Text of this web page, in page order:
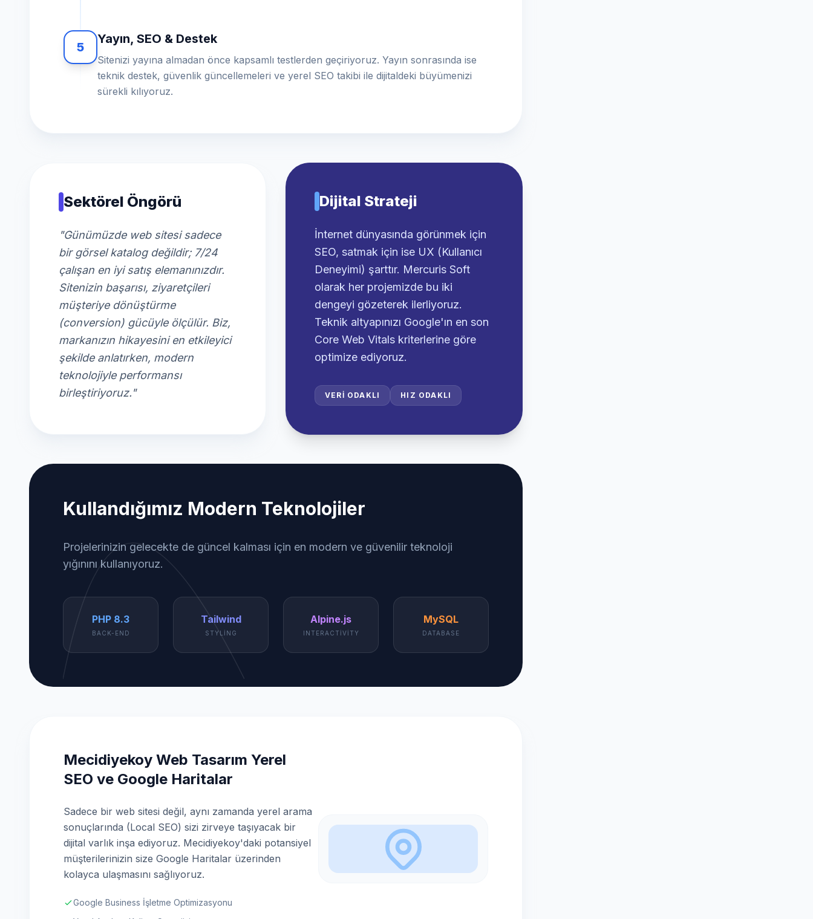
5
Yayın, SEO & Destek
Sitenizi yayına almadan önce kapsamlı testlerden geçiriyoruz. Yayın sonrasında ise
teknik destek, güvenlik güncellemeleri ve yerel SEO takibi ile dijitaldeki büyümenizi
sürekli kılıyoruz.
Sektörel Öngörü
"Günümüzde web sitesi sadece
bir görsel katalog değildir; 7/24
çalışan en iyi satış elemanınızdır.
Sitenizin başarısı, ziyaretçileri
müşteriye dönüştürme
(conversion) gücüyle ölçülür. Biz,
markanızın hikayesini en etkileyici
şekilde anlatırken, modern
teknolojiyle performansı
birleştiriyoruz."
Dijital Strateji
İnternet dünyasında görünmek için
SEO, satmak için ise UX (Kullanıcı
Deneyimi) şarttır. Mercuris Soft
olarak her projemizde bu iki
dengeyi gözeterek ilerliyoruz.
Teknik altyapınızı Google'ın en son
Core Web Vitals kriterlerine göre
optimize ediyoruz.
VERI ODAKLI HIZ ODAKLI
Kullandığımız Modern Teknolojiler
Projelerinizin gelecekte de güncel kalması için en modern ve güvenilir teknoloji
yığınını kullanıyoruz.
PHP 8.3
BACK-END
Tailwind
STYLING
Alpine.js
INTERACTIVITY
MySQL
DATABASE
Mecidiyekoy Web Tasarım Yerel
SEO ve Google Haritalar
Sadece bir web sitesi değil, aynı zamanda yerel arama
sonuçlarında (Local SEO) sizi zirveye taşıyacak bir
dijital varlık inşa ediyoruz. Mecidiyekoy'daki potansiyel
müşterilerinizin size Google Haritalar üzerinden
kolayca ulaşmasını sağlıyoruz.
Google Business İşletme Optimizasyonu